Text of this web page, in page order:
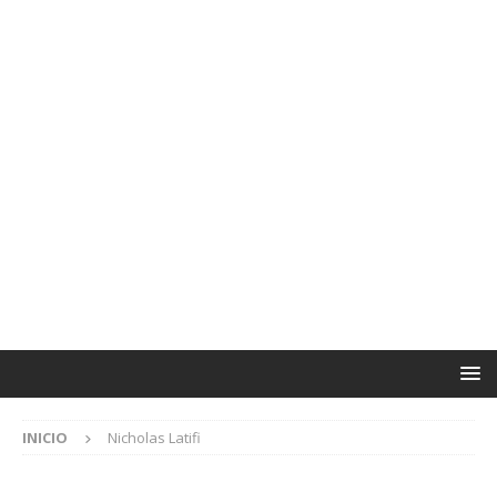
INICIO Nicholas Latifi